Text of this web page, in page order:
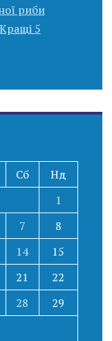
риби
5
Сб
Нд
1
7
8
14
15
21
22
28
29